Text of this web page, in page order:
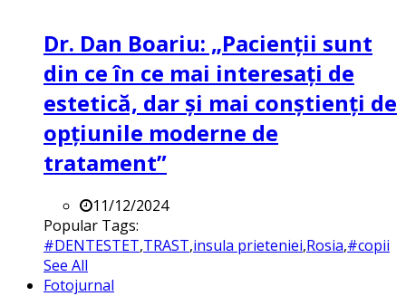
Dr. Dan Boariu: „Pacienții sunt
din ce în ce mai interesați de
estetică, dar și mai conștienți de
opțiunile moderne de
tratament”
11/12/2024
Popular Tags:
#DENTESTET,TRAST,insula prieteniei,Rosia,#copii
See All
Fotojurnal